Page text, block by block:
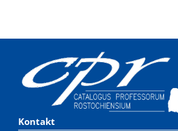
Kontakt